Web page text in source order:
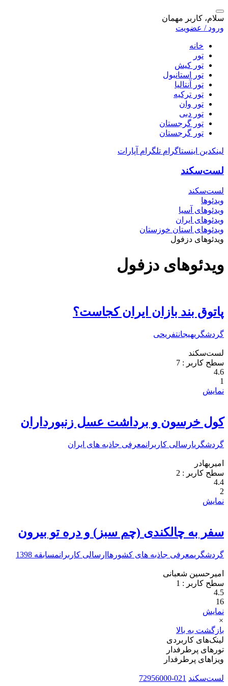
سلام، کاربر مهمان
ورود / عضویت
خانه
تور
تور کیش
تور استانبول
تور آنتالیا
تور ترکیه
تور وان
تور دبی
تور گرجستان
تور گرجستان
لینکدین اینستاگرام تلگرام آپارات
لست‌سکند
لست‌سکند
ویدئوها
ویدئوهای آسیا
ویدئوهای ایران
ویدئوهای استان خوزستان
ویدئوهای دزفول
ویدئو‌های دزفول
پاتوق بند بازان ایران کجاست؟
گردشگریهیجانتفریحی
لست‌سکند
سطح کاربر : 7
4.6
1
نمایش
کول خرسون و برداشت عسل زنبورداران
گردشگریارسالی کاربرانمعرفی جاذبه های ایران
امیربهادر
سطح کاربر : 2
4.4
2
نمایش
سفر به چالكندی (چم سبز) و دره تو بيرون
گردشگریمعرفی جاذبه های کشورها ارسالی کاربرانمسابقه 1398
امیرحسین شعبانی
سطح کاربر : 1
4.5
16
نمایش
×
بازگشت به بالا
لینک‌های کاربردی
تورهای پرطرفدار
ویزاهای پرطرفدار
لست‌سکند 021-72956000